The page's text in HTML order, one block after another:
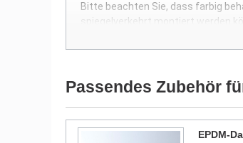
Bitte beachten Sie, dass farbig
spiegelverkehrt montiert werden
Wir möchten Sie an dieser Stelle
Bilder unserer Kunden stellen
Passendes Zubehör
EPDM-